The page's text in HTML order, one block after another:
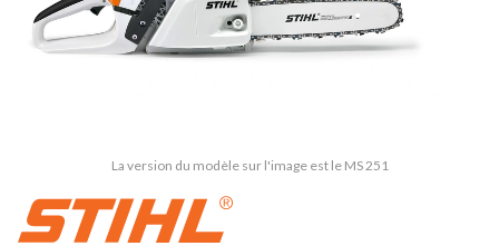
La version du modèle sur l'image est le MS 251